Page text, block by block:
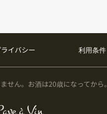
イバシー 利用条件
せん。お酒は20歳になってから。